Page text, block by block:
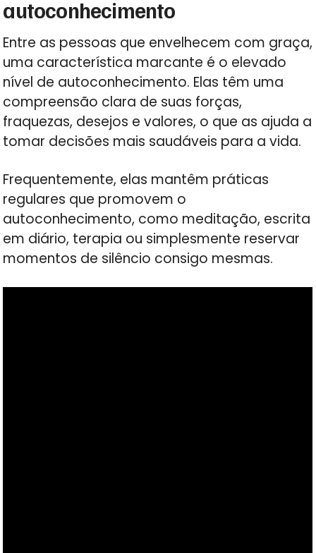
autoconhecimento
Entre as pessoas que envelhecem com graça,
uma característica marcante é o elevado
nível de autoconhecimento. Elas têm uma
compreensão clara de suas forças,
fraquezas, desejos e valores, o que as ajuda a
tomar decisões mais saudáveis para a vida.
Frequentemente, elas mantêm práticas
regulares que promovem o
autoconhecimento, como meditação, escrita
em diário, terapia ou simplesmente reservar
momentos de silêncio consigo mesmas.